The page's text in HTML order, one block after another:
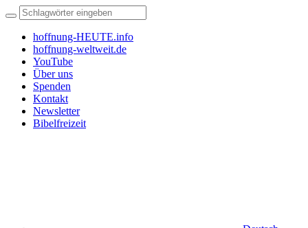
hoffnung-HEUTE.info
hoffnung-weltweit.de
YouTube
Über uns
Spenden
Kontakt
Newsletter
Bibelfreizeit